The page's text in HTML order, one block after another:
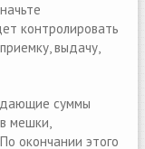
контролировать
выдачу,
суммы
мешки,
окончании этого